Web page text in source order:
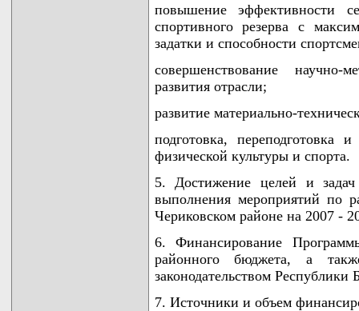
повышение эффективности
спортивного резерва с
задатки и способности
совершенствование научно-
развития отрасли;
развитие материально-
подготовка, переподготовка
физической культуры и спорта.
5. Достижение целей и задач
выполнения мероприятий по
Чериковском районе на 2007 -
6. Финансирование
районного бюджета, а
законодательством Республики
7. Источники и объем